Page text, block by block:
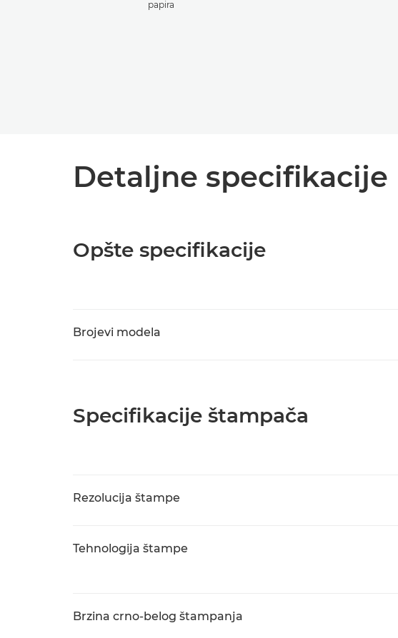
papira
Detaljne specifikacije
Opšte specifikacije
Brojevi modela
Specifikacije štampača
Rezolucija štampe
Tehnologija štampe
Brzina crno-belog štampanja